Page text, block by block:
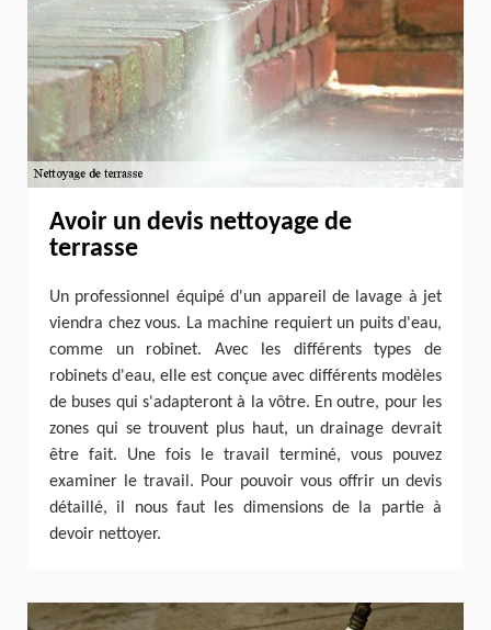
Avoir un devis nettoyage de
terrasse
Un professionnel équipé d'un appareil de lavage à jet
viendra chez vous. La machine requiert un puits d'eau,
comme un robinet. Avec les différents types de
robinets d'eau, elle est conçue avec différents modèles
de buses qui s'adapteront à la vôtre. En outre, pour les
zones qui se trouvent plus haut, un drainage devrait
être fait. Une fois le travail terminé, vous pouvez
examiner le travail. Pour pouvoir vous offrir un devis
détaillé, il nous faut les dimensions de la partie à
devoir nettoyer.